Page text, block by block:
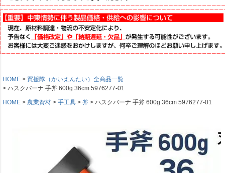
HOME
買援隊（かいえんたい）全商品一覧
ハスクバーナ 手斧 600g 36cm 5976277-01
HOME
農業資材 手工具 斧 ハスクバーナ 手斧 600g 36cm 5976277-01